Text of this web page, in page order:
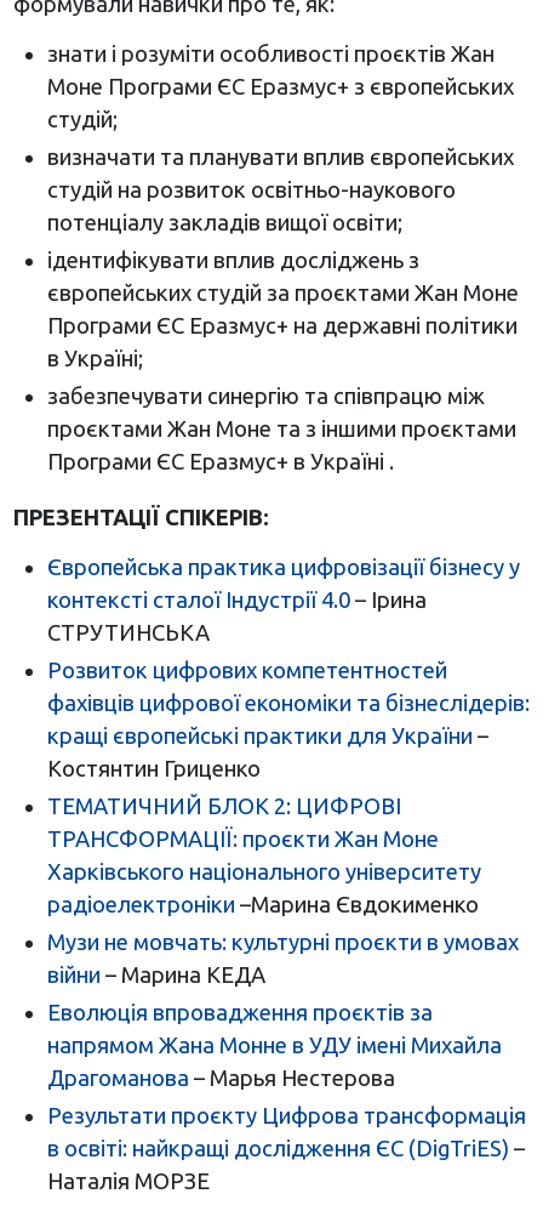
знати і розуміти особливості проєктів Жан
Моне Програми ЄС Еразмус+ з європейських
студій;
визначати та планувати вплив європейських
студій на розвиток освітньо-наукового
потенціалу закладів вищої освіти;
ідентифікувати вплив досліджень з
європейських студій за проєктами Жан Моне
Програми ЄС Еразмус+ на державні політики
в Україні;
забезпечувати синергію та співпрацю між
проєктами Жан Моне та з іншими проєктами
Програми ЄС Еразмус+ в Україні .
ПРЕЗЕНТАЦІЇ СПІКЕРІВ:
Європейська практика цифровізації бізнесу у
контексті сталої Індустрії 4.0– Ірина
СТРУТИНСЬКА
Розвиток цифрових компетентностей
фахівців цифрової економіки та бізнеслідерів:
кращі європейські практики для України –
Костянтин Гриценко
ТЕМАТИЧНИЙ БЛОК 2: ЦИФРОВІ
ТРАНСФОРМАЦІЇ: проєкти Жан Моне
Харківського національного університету
радіоелектроніки –Марина Євдокименко
Музи не мовчать: культурні проєкти в умовах
війни – Марина КЕДА
Еволюція впровадження проєктів за
напрямом Жана Монне в УДУ імені Михайла
Драгоманова – Марья Нестерова
Результати проєкту Цифрова трансформація
в освіті: найкращі дослідження ЄС (DigTriES) –
Наталія МОРЗЕ